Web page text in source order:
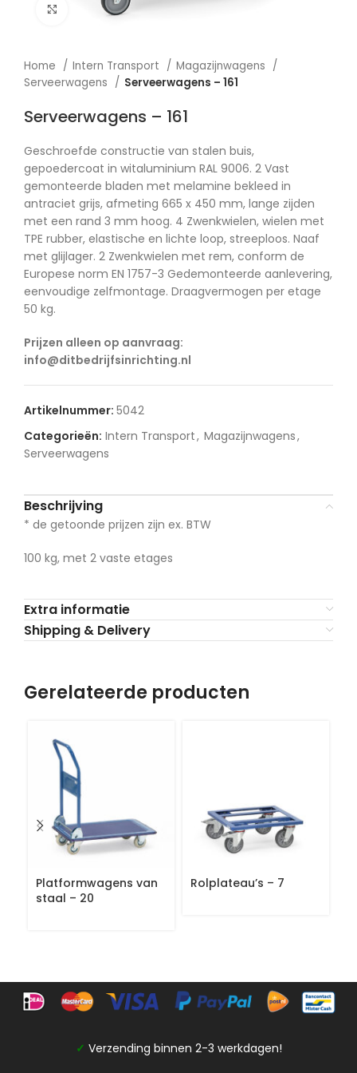
Afbeelding vergroten
Home Intern Transport
Magazijnwagens
Serveerwagens
Serveerwagens – 161
Serveerwagens – 161
Geschroefde constructie van stalen buis,
gepoedercoat in witaluminium RAL 9006. 2 Vast
gemonteerde bladen met melamine bekleed in
antraciet grijs, afmeting 665 x 450 mm, lange zijden
met een rand 3 mm hoog. 4 Zwenkwielen, wielen met
TPE rubber, elastische en lichte loop, streeploos. Naaf
met glijlager. 2 Zwenkwielen met rem, conform de
Europese norm EN 1757-3 Gedemonteerde aanlevering,
eenvoudige zelfmontage. Draagvermogen per etage
50 kg.
Prijzen alleen op aanvraag:
info@ditbedrijfsinrichting.nl
Artikelnummer: 5042
Categorieën: Intern Transport, Magazijnwagens,
Serveerwagens
Beschrijving
* de getoonde prijzen zijn ex. BTW
100 kg, met 2 vaste etages
Extra informatie
Shipping & Delivery
Gerelateerde producten
Platformwagens van
staal – 20
Rolplateau’s – 7
✓ Verzending binnen 2-3 werkdagen!